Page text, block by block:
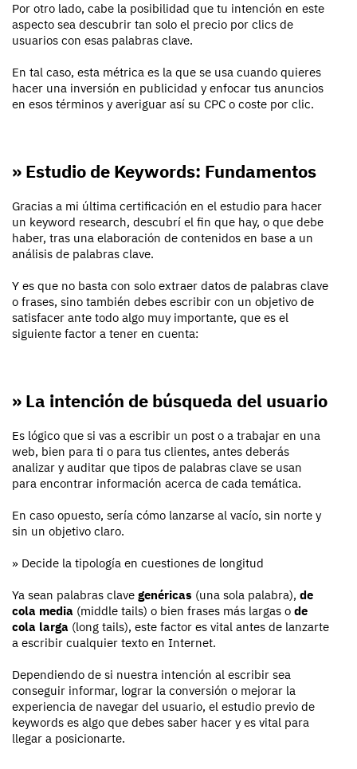
Por otro lado, cabe la posibilidad que tu intención en este
aspecto sea descubrir tan solo el precio por clics de
usuarios con esas palabras clave.
En tal caso, esta métrica es la que se usa cuando quieres
hacer una inversión en publicidad y enfocar tus anuncios
en esos términos y averiguar así su CPC o coste por clic.
» Estudio de Keywords: Fundamentos
Gracias a mi última certificación en el estudio para hacer
un keyword research, descubrí el fin que hay, o que debe
haber, tras una elaboración de contenidos en base a un
análisis de palabras clave.
Y es que no basta con solo extraer datos de palabras clave
o frases, sino también debes escribir con un objetivo de
satisfacer ante todo algo muy importante, que es el
siguiente factor a tener en cuenta:
» La intención de búsqueda del usuario
Es lógico que si vas a escribir un post o a trabajar en una
web, bien para ti o para tus clientes, antes deberás
analizar y auditar que tipos de palabras clave se usan
para encontrar información acerca de cada temática.
En caso opuesto, sería cómo lanzarse al vacío, sin norte y
sin un objetivo claro.
» Decide la tipología en cuestiones de longitud
Ya sean palabras clave genéricas (una sola palabra), de
cola media (middle tails) o bien frases más largas o de
cola larga (long tails), este factor es vital antes de lanzarte
a escribir cualquier texto en Internet.
Dependiendo de si nuestra intención al escribir sea
conseguir informar, lograr la conversión o mejorar la
experiencia de navegar del usuario, el estudio previo de
keywords es algo que debes saber hacer y es vital para
llegar a posicionarte.